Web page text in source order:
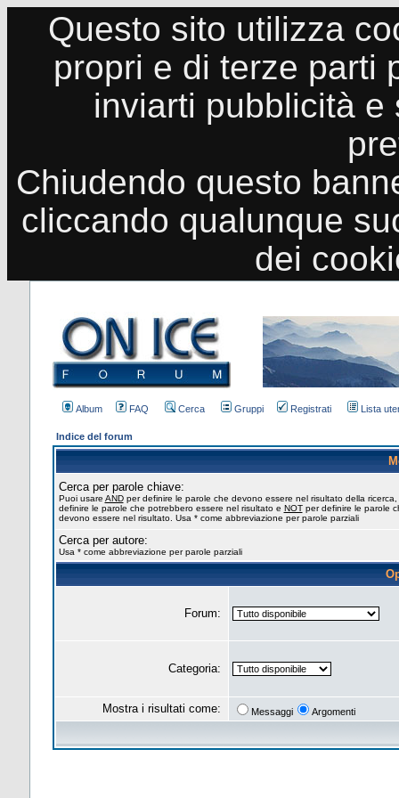
Questo sito utilizza
propri e di terze parti
inviarti pubblicità
Chiudendo questo
cliccando qualunque
dei
Album FAQ Cerca Gruppi Registrati Lista
Indice del forum
Cerca per parole chiave:
Puoi usare ANDper definire le parole che devono essere nel risultato della ricerca,
definire le parole che potrebbero essere nel risultato e NOTper definire le parole
devono essere nel risultato. Usa * come abbreviazione per parole parziali
Cerca per autore:
Usa * come abbreviazione per parole parziali
Forum:
Categoria:
Mostra i risultati come: Messaggi Argomenti